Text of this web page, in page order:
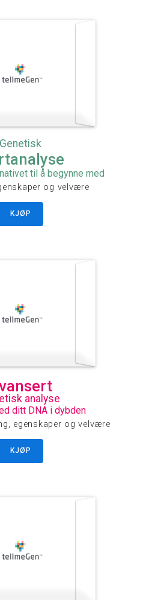
Genetisk
til å begynne med
og velvære
KJØP
analyse
ditt DNA i dybden
egenskaper og velvære
KJØP